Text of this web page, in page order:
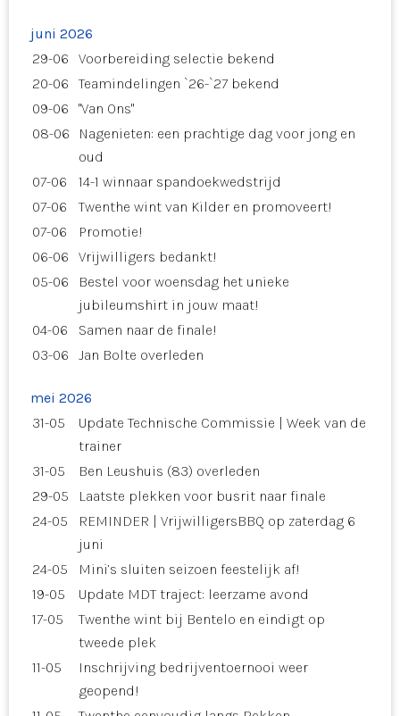
juni 2026
29-06
Voorbereiding selectie bekend
20-06
Teamindelingen `26-`27 bekend
09-06
"Van Ons"
08-06
Nagenieten: een prachtige dag voor jong en
oud
07-06
14-1 winnaar spandoekwedstrijd
07-06
Twenthe wint van Kilder en promoveert!
07-06
Promotie!
06-06
Vrijwilligers bedankt!
05-06
Bestel voor woensdag het unieke
jubileumshirt in jouw maat!
04-06
Samen naar de finale!
03-06
Jan Bolte overleden
mei 2026
31-05
Update Technische Commissie | Week van de
trainer
31-05
Ben Leushuis (83) overleden
29-05
Laatste plekken voor busrit naar finale
24-05
REMINDER | VrijwilligersBBQ op zaterdag 6
juni
24-05
Mini’s sluiten seizoen feestelijk af!
19-05
Update MDT traject: leerzame avond
17-05
Twenthe wint bij Bentelo en eindigt op
tweede plek
11-05
Inschrijving bedrijventoernooi weer
geopend!